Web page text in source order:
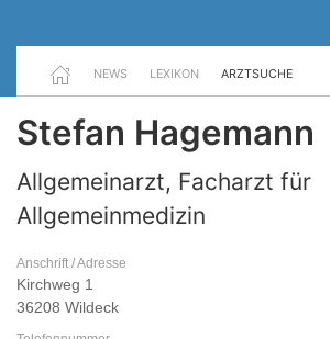
NEWS LEXIKON ARZTSUCHE
Stefan Hagemann
Allgemeinarzt, Facharzt für
Allgemeinmedizin
Anschrift / Adresse
Kirchweg 1
36208 Wildeck